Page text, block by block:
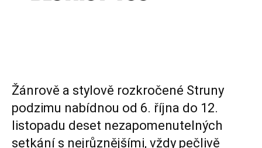
Žánrově a stylově rozkročené Struny
podzimu nabídnou od 6. října do 12.
listopadu deset nezapomenutelných
setkání s nejrůznějšími, vždy pečlivě